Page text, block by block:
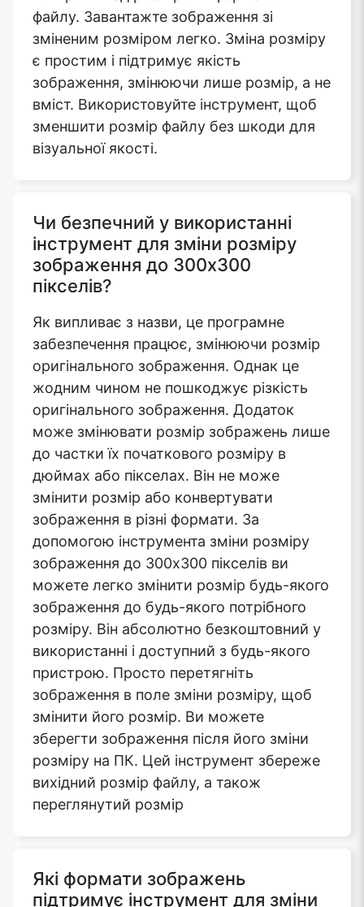
файлу. Завантажте зображення зі
зміненим розміром легко. Зміна розміру
є простим і підтримує якість
зображення, змінюючи лише розмір, а не
вміст. Використовуйте інструмент, щоб
зменшити розмір файлу без шкоди для
візуальної якості.
Чи безпечний у використанні
інструмент для зміни розміру
зображення до 300x300
пікселів?
Як випливає з назви, це програмне
забезпечення працює, змінюючи розмір
оригінального зображення. Однак це
жодним чином не пошкоджує різкість
оригінального зображення. Додаток
може змінювати розмір зображень лише
до частки їх початкового розміру в
дюймах або пікселах. Він не може
змінити розмір або конвертувати
зображення в різні формати. За
допомогою інструмента зміни розміру
зображення до 300x300 пікселів ви
можете легко змінити розмір будь-якого
зображення до будь-якого потрібного
розміру. Він абсолютно безкоштовний у
використанні і доступний з будь-якого
пристрою. Просто перетягніть
зображення в поле зміни розміру, щоб
змінити його розмір. Ви можете
зберегти зображення після його зміни
розміру на ПК. Цей інструмент збереже
вихідний розмір файлу, а також
переглянутий розмір
Які формати зображень
підтримує інструмент для зміни